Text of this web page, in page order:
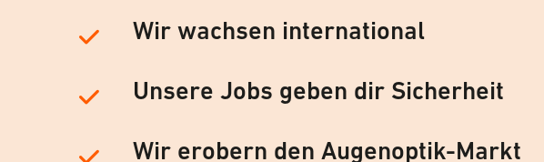
Wir wachsen international
Unsere Jobs geben dir Sicherheit
Wir erobern den Augenoptik-Markt